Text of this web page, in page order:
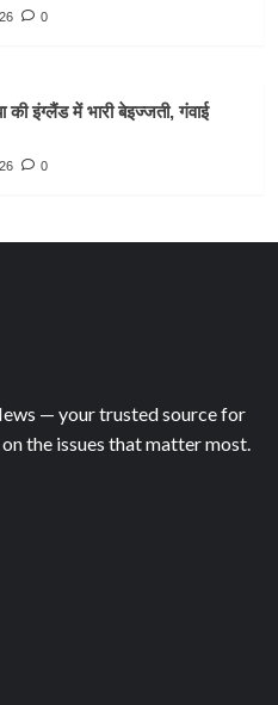
0
इंग्लैंड में भारी बेइज्जती, गंवाई
0
— your trusted source for
the issues that matter most.